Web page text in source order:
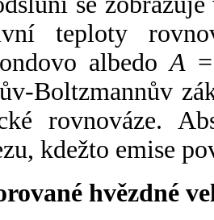
teploty
albedoA
Boltzmannův
rovnováze.
kdežto emise
hvězdné